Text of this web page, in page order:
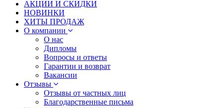
АКЦИИ И СКИДКИ
НОВИНКИ
ХИТЫ ПРОДАЖ
О компании
О нас
Дипломы
Вопросы и ответы
Гарантии и возврат
Вакансии
Отзывы
Отзывы от частных лиц
Благодарственные письма